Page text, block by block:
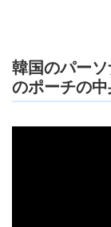
韓国のパー
のポーチの中